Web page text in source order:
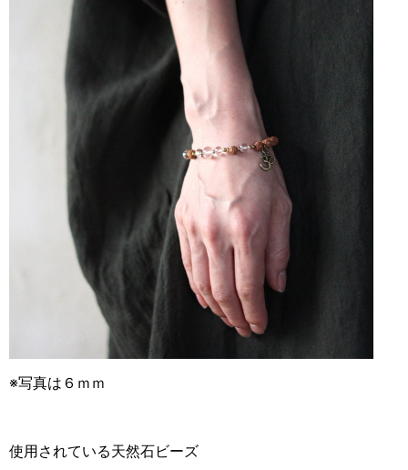
※写真は６ｍｍ
使用されている天然石ビーズ